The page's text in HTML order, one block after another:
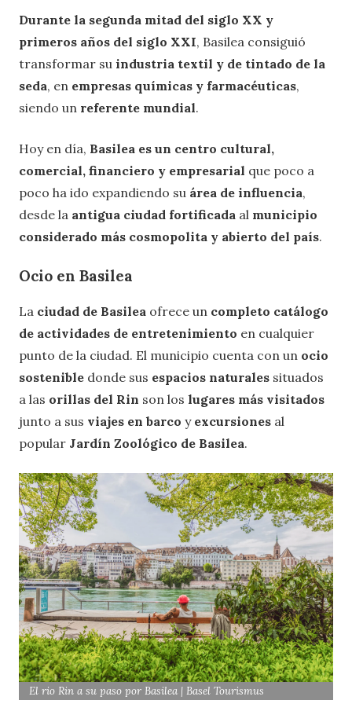
Durante la segunda mitad del siglo XX y
primeros años del siglo XXI, Basilea consiguió
transformar su industria textil y de tintado de la
seda, en empresas químicas y farmacéuticas,
siendo un referente mundial.
Hoy en día, Basilea es un centro cultural,
comercial, financiero y empresarial que poco a
poco ha ido expandiendo su área de influencia,
desde la antigua ciudad fortificada al municipio
considerado más cosmopolita y abierto del país.
Ocio en Basilea
La ciudad de Basilea ofrece un completo catálogo
de actividades de entretenimiento en cualquier
punto de la ciudad. El municipio cuenta con un ocio
sostenible donde sus espacios naturales situados
a las orillas del Rin son los lugares más visitados
junto a sus viajes en barco y excursiones al
popular Jardín Zoológico de Basilea.
El rio Rin a su paso por Basilea | Basel Tourismus